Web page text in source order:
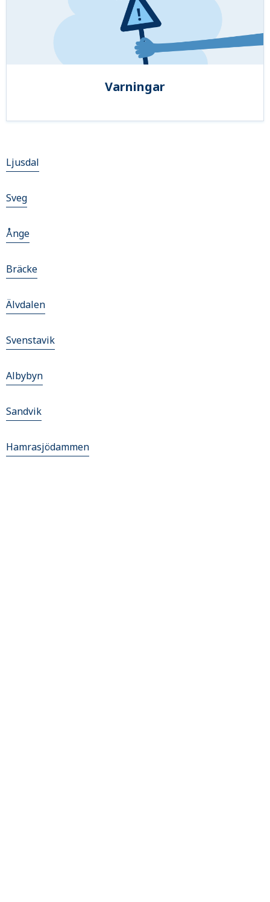
Varningar
Ljusdal
Sveg
Ånge
Bräcke
Älvdalen
Svenstavik
Albybyn
Sandvik
Hamrasjödammen